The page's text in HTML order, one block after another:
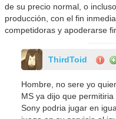
de su precio normal, o
producción, con el fin
competidoras y apoderarse
ThirdToid
Hombre, no sere yo
MS ya dijo que
Sony podria jugar en